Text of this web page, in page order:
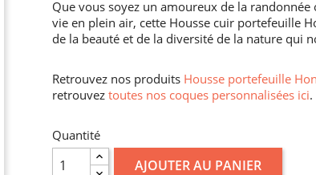
Que vous soyez un amoureux de la
vie en plein air, cette Housse cuir portefeuille
de la beauté et de la diversité de la nature qui
Retrouvez nos produits Housse portefeuille
retrouvez toutes nos coques personnalisées ici.
Quantité
AJOUTER AU PANIER